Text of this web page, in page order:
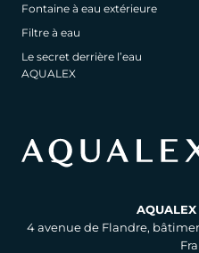
Fontaine à eau extérieure
Filtre à eau
Le secret derrière l’eau
AQUALEX
4 avenue de Flandre,